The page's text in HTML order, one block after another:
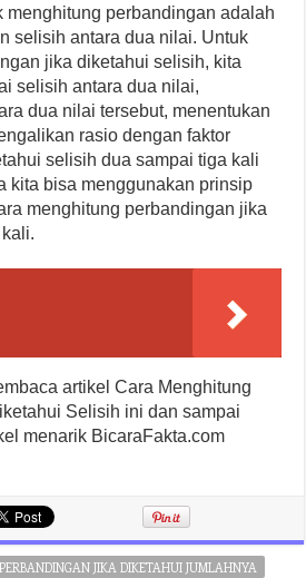
menghitung perbandingan adalah
selisih antara dua nilai. Untuk
jika diketahui selisih, kita
selisih antara dua nilai,
dua nilai tersebut, menentukan
rasio dengan faktor
selisih dua sampai tiga kali
kita bisa menggunakan prinsip
menghitung perbandingan jika
artikel Cara Menghitung
Selisih ini dan sampai
menarik BicaraFakta.com
JIKA DIKETAHUI JUMLAHNYA